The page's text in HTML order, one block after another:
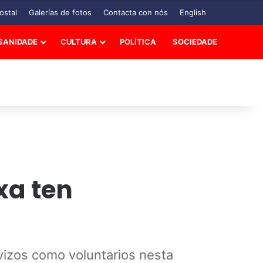
Galerías de fotos Contacta con nós English
CULTURA POLÍTICA SOCIEDADE
ten
como voluntarios nesta